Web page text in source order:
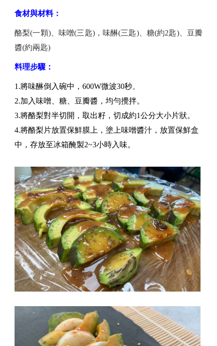
食材與材料：
酪梨(一顆)、味噌(三匙)，味醂(三匙)、糖(約2匙)、豆瓣
醬(約兩匙)
料理步驟：
1.將味醂倒入碗中，600W微波30秒。
2.加入味噌、糖、豆瓣醬，均勻攪拌。
3.將酪梨對半切開，取出籽，切成約1公分大小片狀。
4.將酪梨片放置保鮮膜上，塗上味噌醬汁，放置保鮮盒
中，存放至冰箱醃製2~3小時入味。